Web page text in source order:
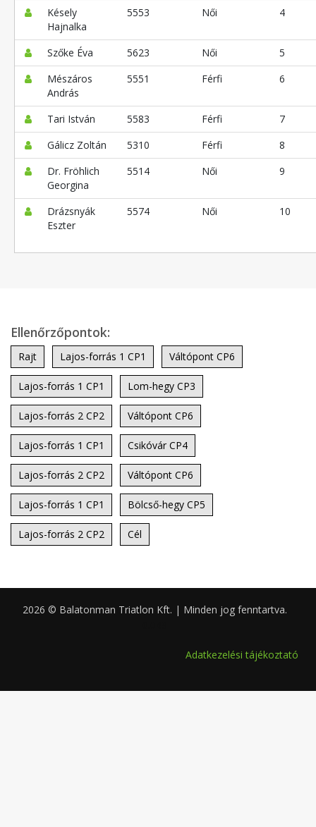
Késely
Hajnalka
5553 Női 4
Szőke Éva 5623 Női
5
Mészáros
András
5551 Férfi 6
Tari István 5583 Férfi
7
Gálicz Zoltán
5310 Férfi
8
Dr. Fröhlich
Georgina
5514 Női 9
Drázsnyák
Eszter
5574 Női 10
Ellenőrzőpontok:
Rajt Lajos-forrás 1 CP1 Váltópont CP6
Lajos-forrás 1 CP1 Lom-hegy CP3
Lajos-forrás 2 CP2 Váltópont CP6
Lajos-forrás 1 CP1 Csikóvár CP4
Lajos-forrás 2 CP2 Váltópont CP6
Lajos-forrás 1 CP1 Bölcső-hegy CP5
Lajos-forrás 2 CP2 Cél
2026 © Balatonman Triatlon Kft. | Minden jog fenntartva.
Adatkezelési tájékoztató